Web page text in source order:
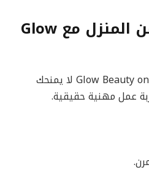
مميزات العمل من المنزل مع Glow
العمل مع شركة Glow Beauty on Demand لا يمنحك
عمل مهنية حقيقية.